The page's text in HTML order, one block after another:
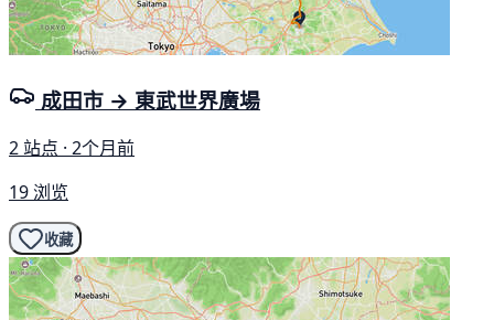
成田市 → 東武世界廣場
2 站点 · 2个月前
19 浏览
收藏